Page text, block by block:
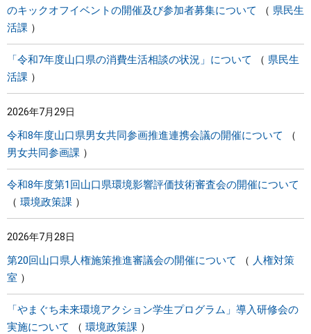
のキックオフイベントの開催及び参加者募集について
県民生
活課
「令和7年度山口県の消費生活相談の状況」について
県民生
活課
2026年7月29日
令和8年度山口県男女共同参画推進連携会議の開催について
男女共同参画課
令和8年度第1回山口県環境影響評価技術審査会の開催について
環境政策課
2026年7月28日
第20回山口県人権施策推進審議会の開催について
人権対策
室
「やまぐち未来環境アクション学生プログラム」導入研修会の
実施について
環境政策課